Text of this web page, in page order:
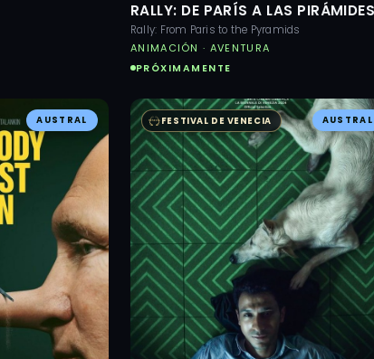
RALLY: DE PARÍS A LAS PIRÁMIDES
Rally: From Paris to the Pyramids
ANIMACIÓN · AVENTURA
PRÓXIMAMENTE
AUSTRAL AUSTRAL
FESTIVAL DE VENECIA